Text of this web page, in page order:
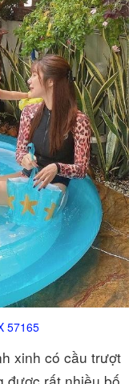
57165
xinh có cầu trượt